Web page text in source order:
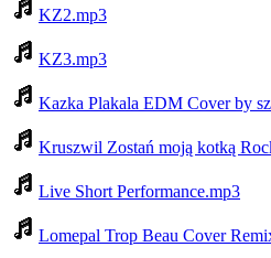
KZ2.mp3
KZ3.mp3
Kazka Plakala EDM Cover by
Kruszwil Zostań moją kotką
Live Short Performance.mp3
Lomepal Trop Beau Cover